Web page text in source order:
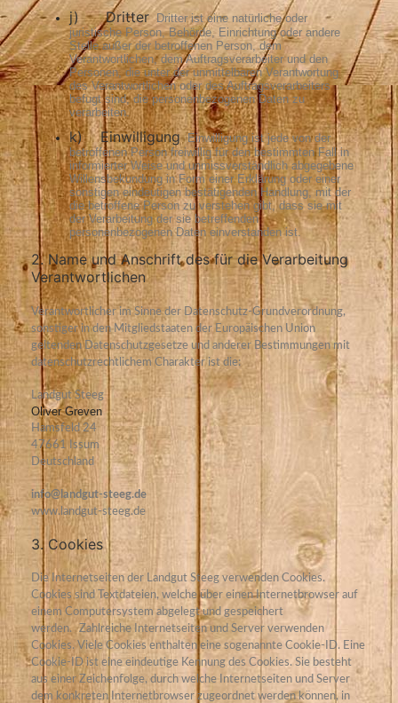
j) Dritter Dritter ist eine natürliche oder
juristische Person, Behörde, Einrichtung oder andere
Stelle außer der betroffenen Person, dem
Verantwortlichen, dem Auftragsverarbeiter und den
Personen, die unter der unmittelbaren Verantwortung
des Verantwortlichen oder des Auftragsverarbeiters
befugt sind, die personenbezogenen Daten zu
verarbeiten.
k) Einwilligung Einwilligung ist jede von der
betroffenen Person freiwillig für den bestimmten Fall in
informierter Weise und unmissverständlich abgegebene
Willensbekundung in Form einer Erklärung oder einer
sonstigen eindeutigen bestätigenden Handlung, mit der
die betroffene Person zu verstehen gibt, dass sie mit
der Verarbeitung der sie betreffenden
personenbezogenen Daten einverstanden ist.
2. Name und Anschrift des für die Verarbeitung
Verantwortlichen
Verantwortlicher im Sinne der Datenschutz-Grundverordnung,
sonstiger in den Mitgliedstaaten der Europäischen Union
geltenden Datenschutzgesetze und anderer Bestimmungen mit
datenschutzrechtlichem Charakter ist die:
Landgut Steeg
Oliver Greven
Hamsfeld 24
47661 Issum
Deutschland
info@landgut-steeg.de
www.landgut-steeg.de
3. Cookies
Die Internetseiten der Landgut Steeg verwenden Cookies.
Cookies sind Textdateien, welche über einen Internetbrowser auf
einem Computersystem abgelegt und gespeichert
werden. Zahlreiche Internetseiten und Server verwenden
Cookies. Viele Cookies enthalten eine sogenannte Cookie-ID. Eine
Cookie-ID ist eine eindeutige Kennung des Cookies. Sie besteht
aus einer Zeichenfolge, durch welche Internetseiten und Server
dem konkreten Internetbrowser zugeordnet werden können, in